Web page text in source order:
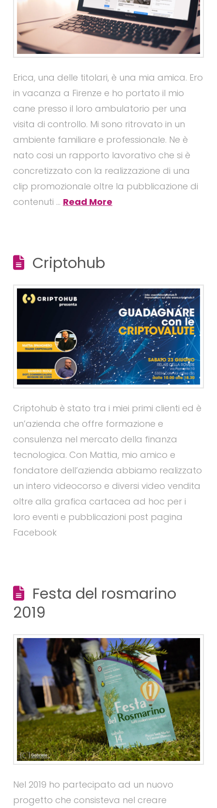
Erica, una delle titolari, è una mia amica. Ero
in vacanza a Firenze e ho portato il mio
cane presso il loro ambulatorio per una
visita di controllo. Mi sono ritrovato in un
ambiente familiare e professionale. Ne è
nato cosi un rapporto lavorativo che si è
concretizzato con la realizzazione di una
clip promozionale oltre la pubblicazione di
contenuti … Read More
Criptohub
Criptohub è stato tra i miei primi clienti ed è
un’azienda che offre formazione e
consulenza nel mercato della finanza
tecnologica. Con Mattia, mio amico e
fondatore dell’azienda abbiamo realizzato
un intero videocorso e diversi video vendita
oltre alla grafica cartacea ad hoc per i
loro eventi e pubblicazioni post pagina
Facebook
Festa del rosmarino
2019
Nel 2019 ho partecipato ad un nuovo
progetto che consisteva nel creare